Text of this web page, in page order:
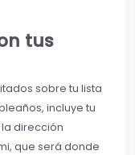
tus
sobre tu lista
incluye tu
dirección
que será donde